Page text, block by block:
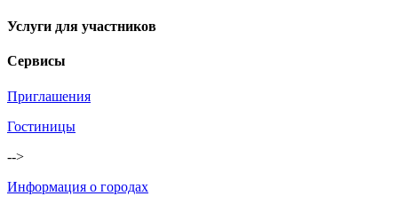
Услуги для участников
Сервисы
Приглашения
Гостиницы
-->
Информация о городах